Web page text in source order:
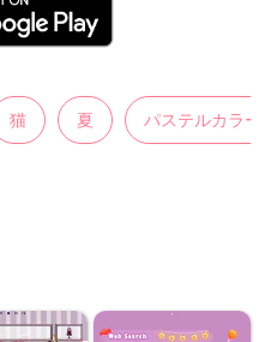
猫 夏 パステルカラー